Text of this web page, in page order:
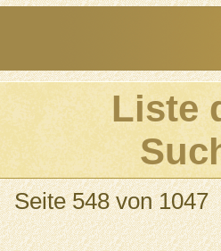
Liste
Seite 548 von 1047